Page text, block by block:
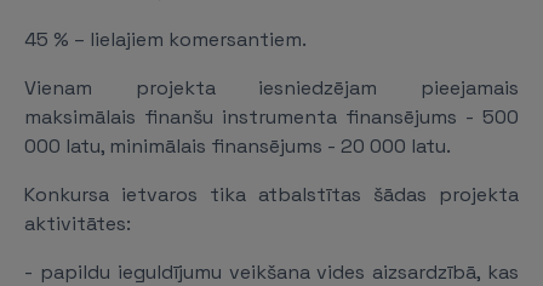
45 % – lielajiem komersantiem.
Vienam projekta iesniedzējam pieejamais
maksimālais finanšu instrumenta finansējums - 500
000 latu, minimālais finansējums - 20 000 latu.
Konkursa ietvaros tika atbalstītas šādas projekta
aktivitātes:
- papildu ieguldījumu veikšana vides aizsardzībā, kas